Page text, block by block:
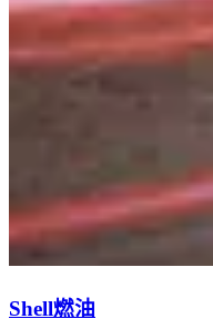
Shell燃油